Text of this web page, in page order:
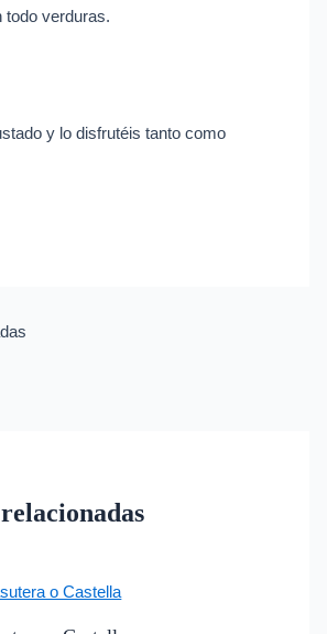
todo verduras.
y lo disfrutéis tanto como